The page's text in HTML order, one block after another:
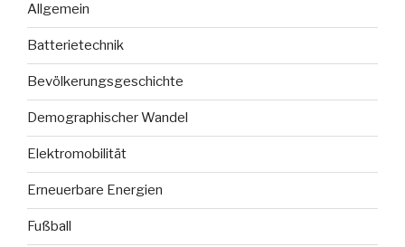
Allgemein
Batterietechnik
Bevölkerungsgeschichte
Demographischer Wandel
Elektromobilität
Erneuerbare Energien
Fußball